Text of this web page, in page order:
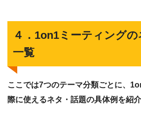
４．1on1ミーティング
一覧
ここでは7つのテーマ分類ごとに、
際に使えるネタ・話題の具体例を紹介